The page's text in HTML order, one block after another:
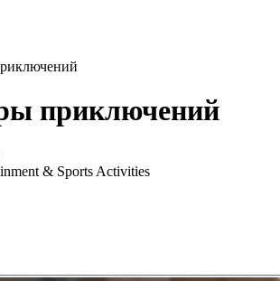
приключений
& Sports Activities